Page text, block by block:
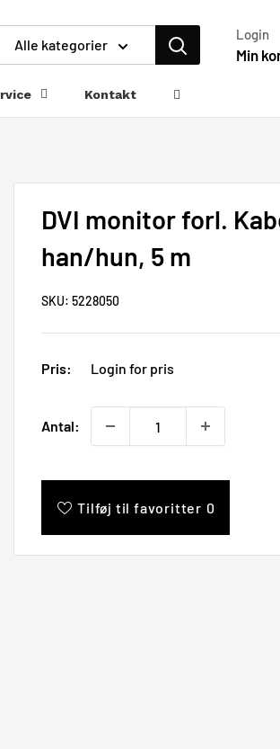
Alle kategorier
Login
Min
Kontakt
DVI monitor forl.
han/hun, 5 m
SKU:5228050
Pris: Login for pris
Antal:
Tilføj til favoritter 0